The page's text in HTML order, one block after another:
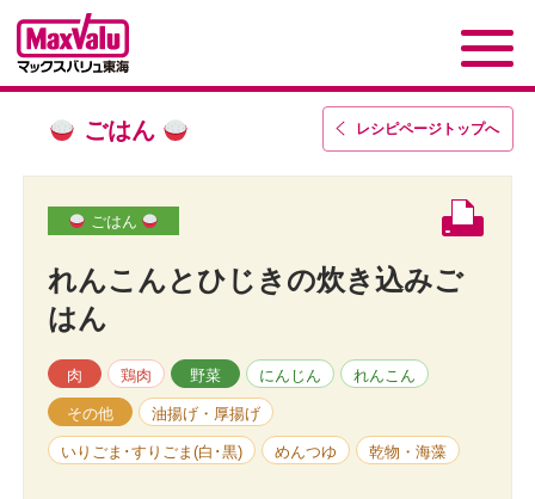
レシピページトップへ
ごはん
ごはん
れんこんとひじきの炊き込みご
はん
肉 鶏肉 野菜 にんじん れんこん
その他 油揚げ・厚揚げ
いりごま･すりごま(白･黒) めんつゆ 乾物・海藻